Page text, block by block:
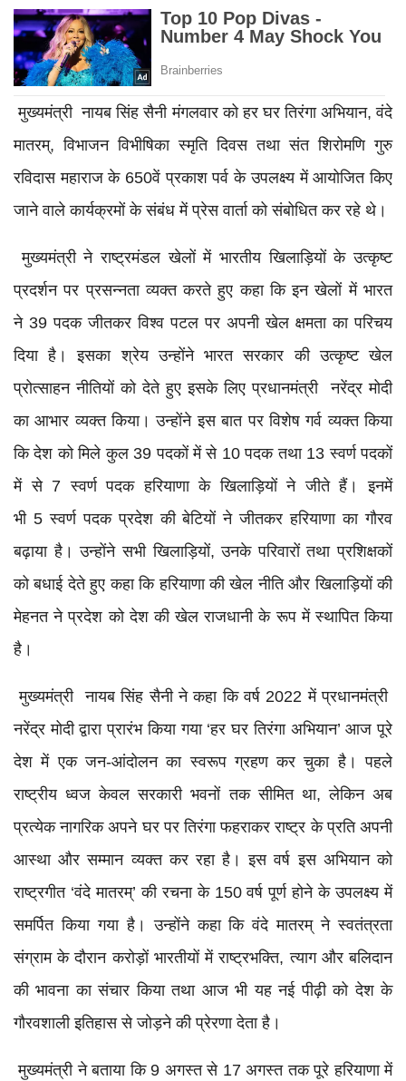
मुख्यमंत्री नायब सिंह सैनी मंगलवार को हर घर तिरंगा अभियान, वंदे
मातरम्, विभाजन विभीषिका स्मृति दिवस तथा संत शिरोमणि गुरु
रविदास महाराज के 650वें प्रकाश पर्व के उपलक्ष्य में आयोजित किए
जाने वाले कार्यक्रमों के संबंध में प्रेस वार्ता को संबोधित कर रहे थे।
मुख्यमंत्री ने राष्ट्रमंडल खेलों में भारतीय खिलाड़ियों के उत्कृष्ट
प्रदर्शन पर प्रसन्नता व्यक्त करते हुए कहा कि इन खेलों में भारत
ने 39 पदक जीतकर विश्व पटल पर अपनी खेल क्षमता का परिचय
दिया है। इसका श्रेय उन्होंने भारत सरकार की उत्कृष्ट खेल
प्रोत्साहन नीतियों को देते हुए इसके लिए प्रधानमंत्री नरेंद्र मोदी
का आभार व्यक्त किया। उन्होंने इस बात पर विशेष गर्व व्यक्त किया
कि देश को मिले कुल 39 पदकों में से 10 पदक तथा 13 स्वर्ण पदकों
में से 7 स्वर्ण पदक हरियाणा के खिलाड़ियों ने जीते हैं। इनमें
भी 5 स्वर्ण पदक प्रदेश की बेटियों ने जीतकर हरियाणा का गौरव
बढ़ाया है। उन्होंने सभी खिलाड़ियों, उनके परिवारों तथा प्रशिक्षकों
को बधाई देते हुए कहा कि हरियाणा की खेल नीति और खिलाड़ियों की
मेहनत ने प्रदेश को देश की खेल राजधानी के रूप में स्थापित किया
है।
मुख्यमंत्री नायब सिंह सैनी ने कहा कि वर्ष 2022 में प्रधानमंत्री
नरेंद्र मोदी द्वारा प्रारंभ किया गया ‘हर घर तिरंगा अभियान’ आज पूरे
देश में एक जन-आंदोलन का स्वरूप ग्रहण कर चुका है। पहले
राष्ट्रीय ध्वज केवल सरकारी भवनों तक सीमित था, लेकिन अब
प्रत्येक नागरिक अपने घर पर तिरंगा फहराकर राष्ट्र के प्रति अपनी
आस्था और सम्मान व्यक्त कर रहा है। इस वर्ष इस अभियान को
राष्ट्रगीत ‘वंदे मातरम्’ की रचना के 150 वर्ष पूर्ण होने के उपलक्ष्य में
समर्पित किया गया है। उन्होंने कहा कि वंदे मातरम् ने स्वतंत्रता
संग्राम के दौरान करोड़ों भारतीयों में राष्ट्रभक्ति, त्याग और बलिदान
की भावना का संचार किया तथा आज भी यह नई पीढ़ी को देश के
गौरवशाली इतिहास से जोड़ने की प्रेरणा देता है।
मुख्यमंत्री ने बताया कि 9 अगस्त से 17 अगस्त तक पूरे हरियाणा में